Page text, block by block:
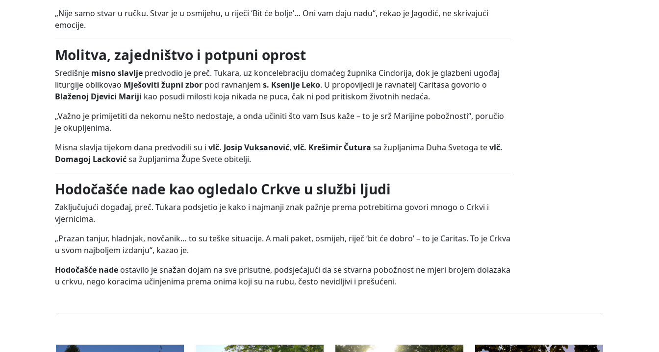
„Nije samo stvar u ručku. Stvar je u osmijehu, u riječi ‘Bit će bolje’… Oni vam daju nadu“, rekao je Jagodić, ne skrivajući
emocije.
Molitva, zajedništvo i potpuni oprost
Središnje misno slavlje predvodio je preč. Tukara, uz koncelebraciju domaćeg župnika Cindorija, dok je glazbeni ugođaj
liturgije oblikovao Mješoviti župni zbor pod ravnanjem s. Ksenije Leko. U propovijedi je ravnatelj Caritasa govorio o
Blaženoj Djevici Mariji kao posudi milosti koja nikada ne puca, čak ni pod pritiskom životnih nedaća.
„Važno je primijetiti da nekomu nešto nedostaje, a onda učiniti što vam Isus kaže – to je srž Marijine pobožnosti“, poručio
je okupljenima.
Misna slavlja tijekom dana predvodili su i vlč. Josip Vuksanović, vlč. Krešimir Čutura sa župljanima Duha Svetoga tevlč.
Domagoj Lackovićsa župljanima Župe Svete obitelji.
Hodočašće nade kao ogledalo Crkve u službi ljudi
Zaključujući događaj, preč. Tukara podsjetio je kako i najmanji znak pažnje prema potrebitima govori mnogo o Crkvi i
vjernicima.
„Prazan tanjur, hladnjak, novčanik… to su teške situacije. A mali paket, osmijeh, riječ ‘bit će dobro’ – to je Caritas. To je Crkva
u svom najboljem izdanju“, kazao je.
Hodočašće nade ostavilo je snažan dojam na sve prisutne, podsjećajući da se stvarna pobožnost ne mjeri brojem dolazaka
u crkvu, nego koracima učinjenima prema onima koji su na rubu, često nevidljivi i prešućeni.